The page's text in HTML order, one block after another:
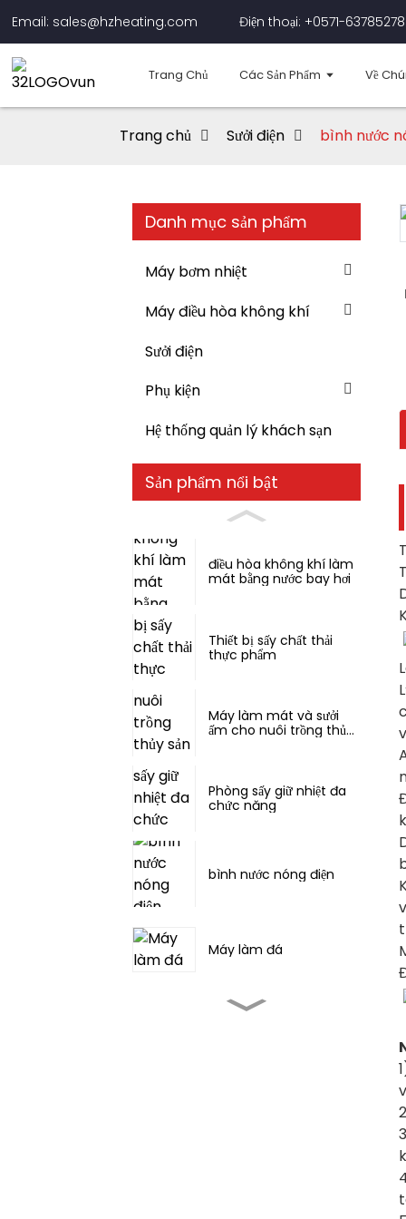
Email: sales@hzheating.com Điện thoại: +0571-63785278
Trang Chủ Các Sản Phẩm Về
Trang chủ Sưởi điện bình nước
Danh mục sản phẩm
Máy bơm nhiệt
Máy điều hòa không khí
Sưởi điện
Phụ kiện
Hệ thống quản lý khách sạn
Sản phẩm nổi bật
điều hòa không khí làm
mát bằng nước bay hơi
Thiết bị sấy chất thải
thực phẩm
Máy làm mát và sưởi
ấm cho nuôi trồng thủy
Phòng sấy giữ nhiệt đa
chức năng
bình nước nóng điện
Máy làm đá
Loading...
Loading...